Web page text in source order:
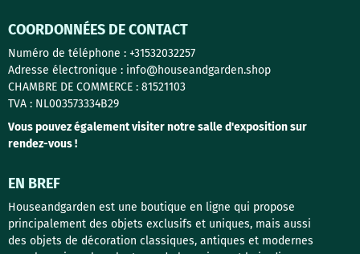
COORDONNÉES DE CONTACT
Numéro de téléphone : +31532032257
Adresse électronique : info@houseandgarden.shop
CHAMBRE DE COMMERCE : 81521103
TVA : NL003573334B29
Vous pouvez également visiter notre salle d'exposition sur
rendez-vous !
EN BREF
Houseandgarden est une boutique en ligne qui propose
principalement des objets exclusifs et uniques, mais aussi
des objets de décoration classiques, antiques et modernes